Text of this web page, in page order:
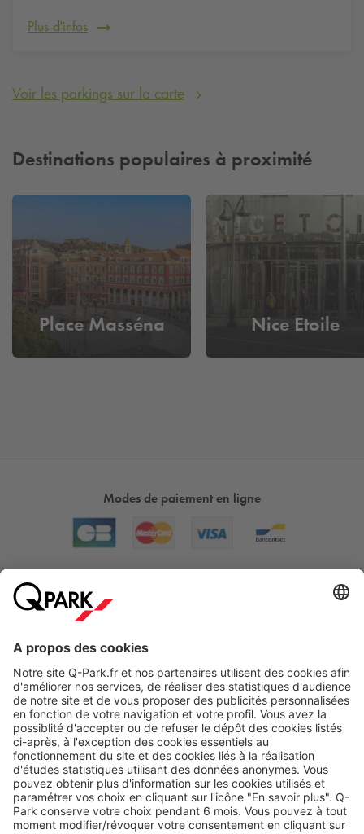
Plus d'infos
Voir les parkings sur la carte
Destinations populaires à proximité
Place Masséna Nice Etoile
Modes de paiement en ligne
Nos produits
Nos services